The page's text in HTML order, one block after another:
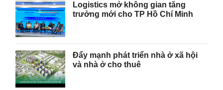
Logistics mở không gian tăng
trưởng mới cho TP Hồ Chí Minh
Đẩy mạnh phát triển nhà ở xã hội
và nhà ở cho thuê